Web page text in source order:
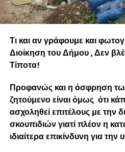
Τι και αν γράφουμε και
Διοίκηση του Δήμου , Δεν
Τίποτα!
Προφανώς και η όσφρηση
ζητούμενο είναι όμως ότι
ασχοληθεί επιτέλους με την
σκουπιδιών γιατί πλέον η
ιδιαίτερα επικίνδυνη για